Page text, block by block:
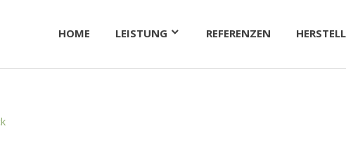
HOME LEISTUNG REFERENZEN